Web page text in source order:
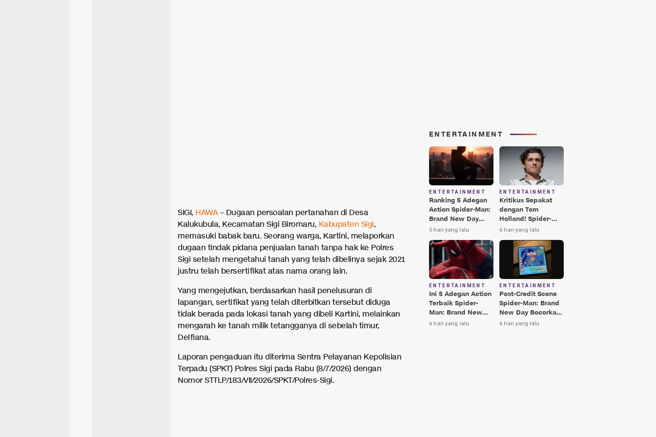
SIGI, HAWA– Dugaan persoalan pertanahan di Desa
Kalukubula, Kecamatan Sigi Biromaru, Kabupaten Sigi,
memasuki babak baru. Seorang warga, Kartini, melaporkan
dugaan tindak pidana penjualan tanah tanpa hak ke Polres
Sigi setelah mengetahui tanah yang telah dibelinya sejak 2021
justru telah bersertifikat atas nama orang lain.
Yang mengejutkan, berdasarkan hasil penelusuran di
lapangan, sertifikat yang telah diterbitkan tersebut diduga
tidak berada pada lokasi tanah yang dibeli Kartini, melainkan
mengarah ke tanah milik tetangganya di sebelah timur,
Delfiana.
Laporan pengaduan itu diterima Sentra Pelayanan Kepolisian
Terpadu (SPKT) Polres Sigi pada Rabu (8/7/2026) dengan
Nomor STTLP/183/VII/2026/SPKT/Polres-Sigi.
ENTERTAINMENT
ENTERTAINMENT
Ranking 5 Adegan
Action Spider-Man:
Brand New Day
Terbaik, Nomor 3
5 hari yang lalu
ENTERTAINMENT
Kritikus Sepakat
dengan Tom
Holland! Spider-
Man: Brand New
Terbaik Era MCU
6 hari yang lalu
ENTERTAINMENT
Ini 5 Adegan Action
Terbaik Spider-
Man: Brand New
Day, Ada Hulk vs
6 hari yang lalu
ENTERTAINMENT
Post-Credit Scene
Spider-Man: Brand
New Day Bocorkan
Lokasi Peter di Luar
6 hari yang lalu